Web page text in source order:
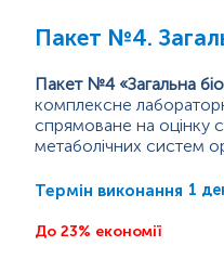
Спорт і фітнес
Дієта/вегетаріанці
Краса здорової
Пакет №4.
Пакет №4 «Загальна
комплексне
спрямоване на оцінку
метаболічних систем
пакет об’єднує
ферментативні
Термін виконання 1
До 23% економії